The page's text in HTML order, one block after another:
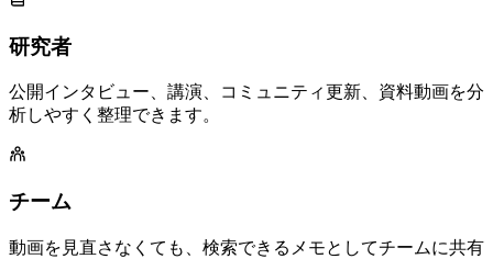
研究者
公開インタビュー、講演、コミュニティ更新、資料動画を分
析しやすく整理できます。
チーム
動画を見直さなくても、検索できるメモとしてチームに共有